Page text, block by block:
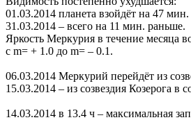
01.03.2014 планета взойдёт на 47
31.03.2014 – всего на 11 мин. раньше.
Яркость Меркурия в течение месяца
с m= + 1.0 до m= – 0.1.
06.03.2014 Меркурий перейдёт из
15.03.2014 – из созвездия Козерога в
14.03.2014 в 13.4 ч – максимальная